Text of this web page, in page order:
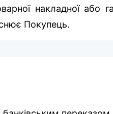
накладної або
Покупець.